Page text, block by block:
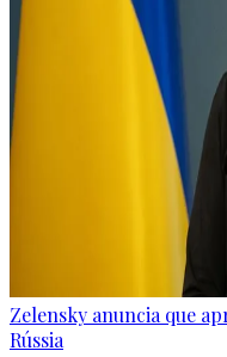
Zelensky anuncia que
Rússia